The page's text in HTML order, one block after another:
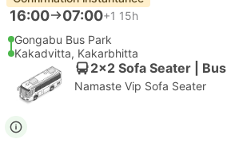
16:00 07:00+1 15h
Gongabu Bus Park
Kakadvitta, Kakarbhitta
2x2 Sofa Seater | Bus
Namaste Vip Sofa Seater